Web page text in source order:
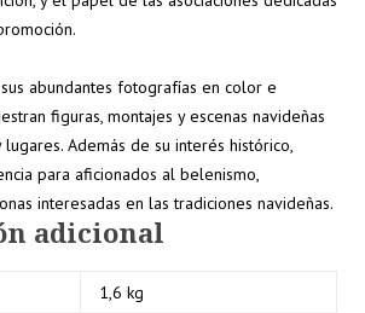
abundantes fotografías en color e
figuras, montajes y escenas navideñas
Además de su interés histórico,
para aficionados al belenismo,
interesadas en las tradiciones navideñas.
adicional
1,6 kg